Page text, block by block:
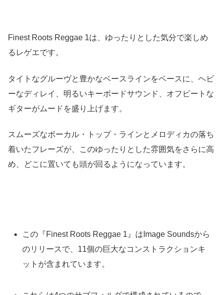
Finest Roots Reggae 1は、ゆったりとした気分で楽しめ
るレゲエです。
タイトなグルーヴと豊かなベースラインをベースに、ヘビ
ーなディレイ、明るいキーボードサウンド、オフビートな
ギターがムードを盛り上げます。
スムーズなボーカル・トップ・ラインとメロディカの落ち
着いたフレーズが、このゆったりとした雰囲気をさらに高
め、どこに置いても頭が回るようになっています。
この『Finest Roots Reggae 1』はImage Soundsから
のリリースで、11個の巨大なコンストラクションキ
ットが含まれています。